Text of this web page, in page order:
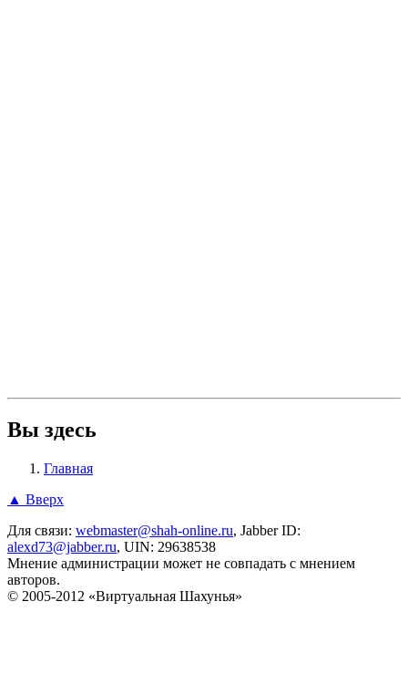
Вы здесь
Главная
▲ Вверх
Для связи: webmaster@shah-online.ru, Jabber ID:
alexd73@jabber.ru, UIN: 29638538
Мнение администрации может не совпадать с мнением
авторов.
© 2005-2012 «Виртуальная Шахунья»